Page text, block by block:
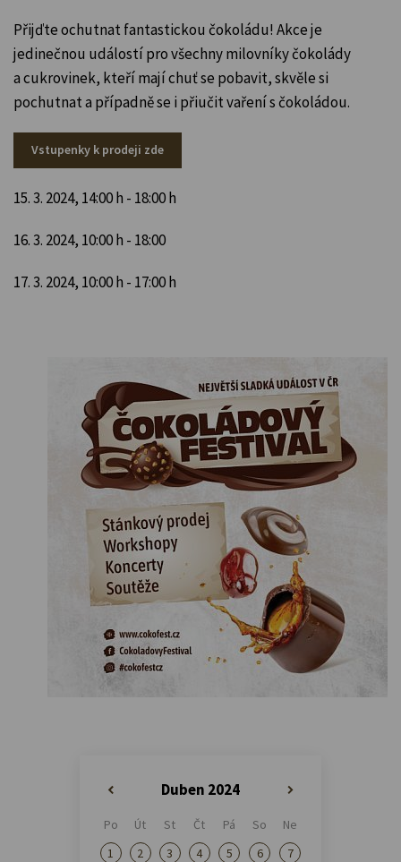
Přijďte ochutnat fantastickou čokoládu! Akce je
jedinečnou událostí pro všechny milovníky čokolády
a cukrovinek, kteří mají chuť se pobavit, skvěle si
pochutnat a případně se i přiučit vaření s čokoládou.
Vstupenky k prodeji zde
15. 3. 2024, 14:00 h - 18:00 h
16. 3. 2024, 10:00 h - 18:00
17. 3. 2024, 10:00 h - 17:00 h
Duben 2024
Po Út St Čt Pá So
Ne
1
2 3 4 5 6
7